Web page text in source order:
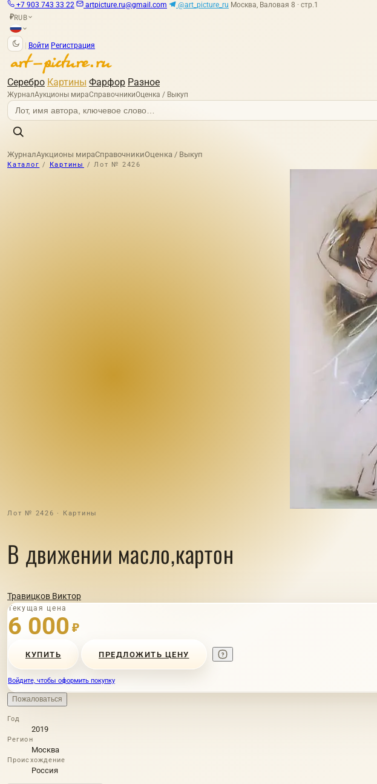
+7 903 743 33 22 artpicture.ru@gmail.com @art_picture_ru Москва, Валовая 8 · стр.1
₽RUB
Войти Регистрация
Серебро Картины Фарфор Разное
ЖурналАукционы мираСправочникиОценка / Выкуп
ЖурналАукционы мираСправочникиОценка / Выкуп
Каталог / Картины / Лот № 2426
Лот № 2426 · Картины
В движении масло,картон
Травицков Виктор
Текущая цена
6 000 ₽
КУПИТЬ ПРЕДЛОЖИТЬ ЦЕНУ
Войдите, чтобы оформить покупку
Пожаловаться
Год
2019
Регион
Москва
Происхождение
Россия